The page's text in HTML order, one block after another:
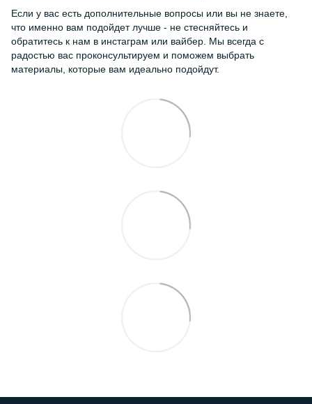
Если у вас есть дополнительные вопросы или вы не знаете,
что именно вам подойдет лучше - не стесняйтесь и
обратитесь к нам в инстаграм или вайбер. Мы всегда с
радостью вас проконсультируем и поможем выбрать
материалы, которые вам идеально подойдут.